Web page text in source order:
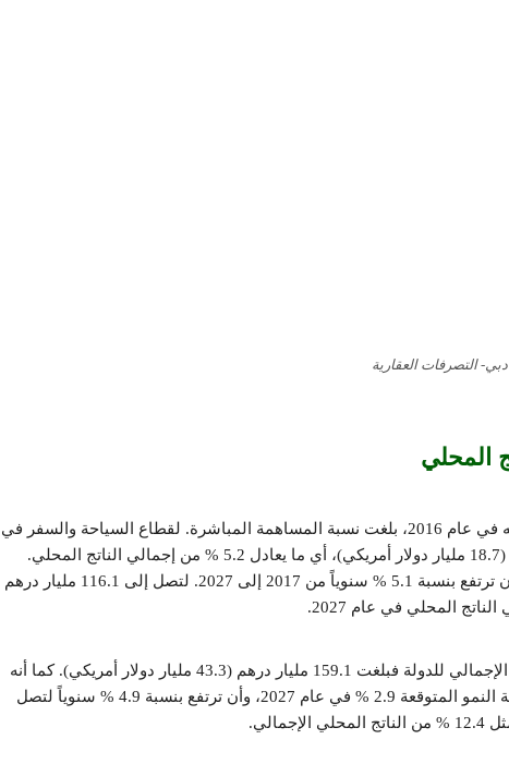
دبي- التصرفات العقارية
ووفقًا لأحدث تقارير مجلس السياحة والسفر العالمي فإنه في عام 2016، بلغت نسبة المساهمة المباشرة. لقطاع السياحة والسفر في
الناتج المحلي الإجمالي لدولة الإمارات. 68.5 مليار درهم (18.7 مليار دولار أمريكي)، أي ما يعادل 5.2 % من إجمالي الناتج المحلي.
كذلك من المتوقع نمو القطاع بنسبة 3.2 % في 2017، وأن ترتفع بنسبة 5.1 % سنوياً من 2017 إلى 2027. لتصل إلى 116.1 مليار درهم
أما نسبة المساهمة الإجمالية للقطاع في الناتج المحلي. الإجمالي للدولة فبلغت 159.1 مليار درهم (43.3 مليار دولار أمريكي). كما أنه
يعادل 12.1% من الناتج المحلي الإجمالي. كذلك تبلغ نسبة النمو المتوقعة 2.9 % في عام 2027، وأن ترتفع بنسبة 4.9 % سنوياً لتصل